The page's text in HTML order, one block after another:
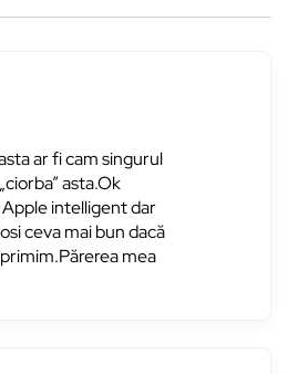
ar fi cam singurul
asta.Ok
intelligent dar
ceva mai bun dacă
mea